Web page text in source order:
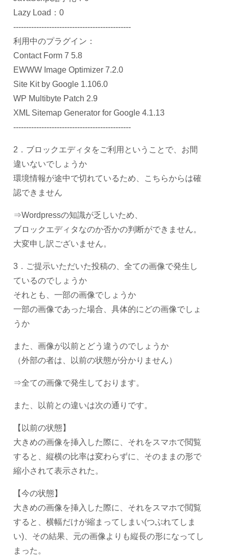
Lazy Load：0
----------------------------------------------
利用中のプラグイン：
Contact Form 7 5.8
EWWW Image Optimizer 7.2.0
Site Kit by Google 1.106.0
WP Multibyte Patch 2.9
XML Sitemap Generator for Google 4.1.13
----------------------------------------------
2．ブロックエディタをご利用ということで、お間
違いないでしょうか
環境情報が途中で切れているため、こちらからは確
認できません
⇒Wordpressの知識が乏しいため、
ブロックエディタなのか否かの判断ができません。
大変申し訳ございません。
3．ご提示いただいた投稿の、全ての画像で発生し
ているのでしょうか
それとも、一部の画像でしょうか
一部の画像であった場合、具体的にどの画像でしょ
うか
また、画像が以前とどう違うのでしょうか
（外部の者は、以前の状態が分かりません）
⇒全ての画像で発生しております。
また、以前との違いは次の通りです。
【以前の状態】
大きめの画像を挿入した際に、それをスマホで閲覧
すると、縦横の比率は変わらずに、そのままの形で
縮小されて表示された。
【今の状態】
大きめの画像を挿入した際に、それをスマホで閲覧
すると、横幅だけが縮まってしまい(つぶれてしま
い)、その結果、元の画像よりも縦長の形になってし
まった。